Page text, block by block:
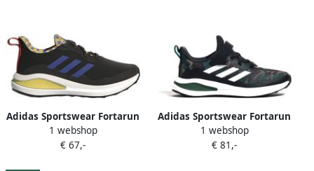
Adidas Sportswear Fortarun
Hardloopschoenen
Kinderen Black Kinderen
1 webshop
€ 67,-
Adidas Sportswear Fortarun
El Hardloopschoenen
Kinderen Zwart
1 webshop
€ 81,-